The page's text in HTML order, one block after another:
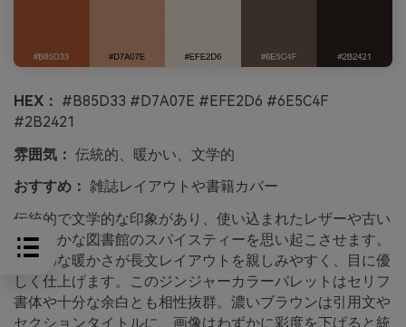
HEX： #B85D33 #D7A07E #EFE2D6 #6E5C4F
#2B2421
雰囲気： 伝統的、暖かい、文学的
おすすめ： 雑誌レイアウトや書籍カバー
伝統的で文学的な印象があり、使い込まれたレザーや古い
紙、静かな図書館のスパイスティーを思い起こさせます。
控えめな暖かさが長文レイアウトを親しみやすく、目に優
しく仕上げます。このジンジャーカラーパレットはセリフ
書体や十分な余白とも相性抜群。濃いブラウンは引用文や
セクションタイトルに、画像はわずかに彩度を下げると統